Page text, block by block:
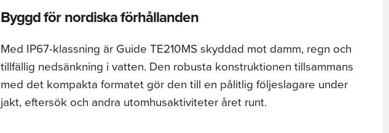
Byggd för nordiska förhållanden
Med IP67-klassning är Guide TE210MS skyddad mot damm, regn och
tillfällig nedsänkning i vatten. Den robusta konstruktionen tillsammans
med det kompakta formatet gör den till en pålitlig följeslagare under
jakt, eftersök och andra utomhusaktiviteter året runt.